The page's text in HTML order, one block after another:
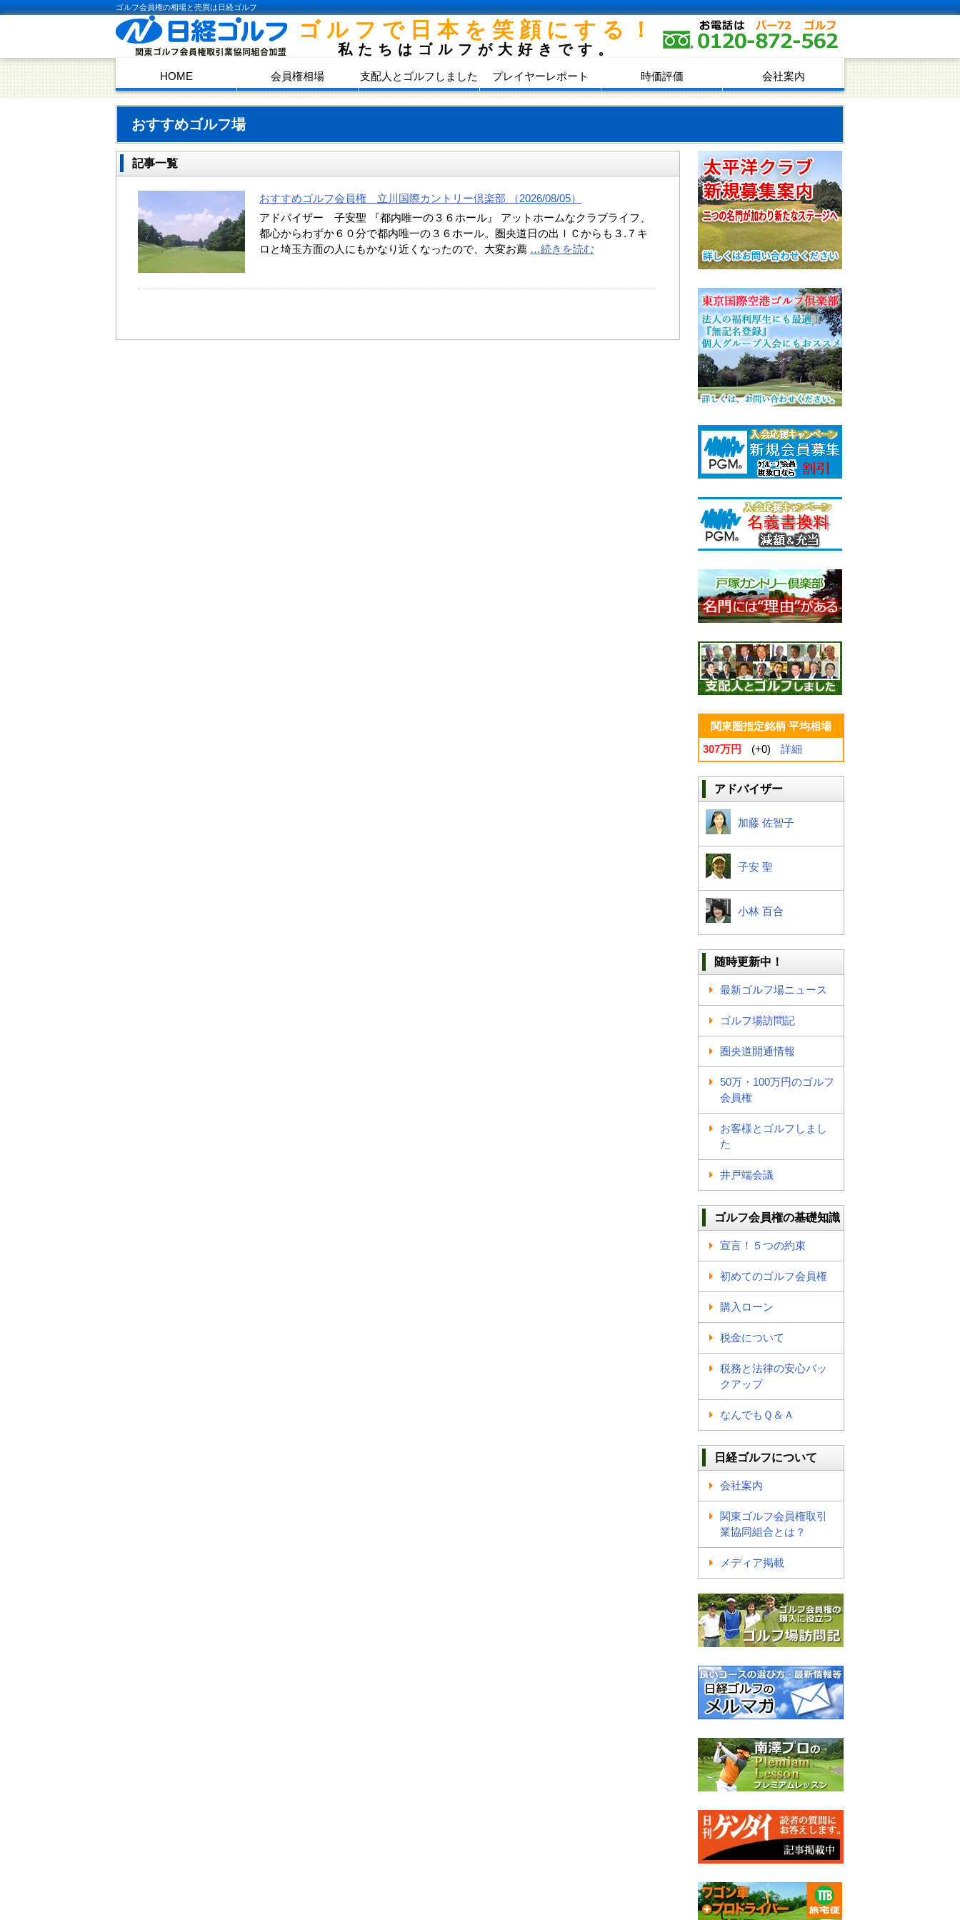
ゴルフ会員権の相場と売買は日経ゴルフ
ゴルフで日本を笑顔にする！
私たちはゴルフが大好きです。
HOME 会員権相場 支配人とゴルフしました プレイヤーレポート 時価評価 会社案内
おすすめゴルフ場
記事一覧
おすすめゴルフ会員権 立川国際カントリー倶楽部 （2026/08/05）
アドバイザー 子安聖 『都内唯一の３６ホール』 アットホームなクラブライフ、
都心からわずか６０分で都内唯一の３６ホール。圏央道日の出ＩＣからも３.７キ
ロと埼玉方面の人にもかなり近くなったので、大変お薦 …続きを読む
関東圏指定銘柄 平均相場
307万円
(+0) 詳細
アドバイザー
加藤 佐智子
子安 聖
小林 百合
随時更新中！
最新ゴルフ場ニュース
ゴルフ場訪問記
圏央道開通情報
50万・100万円のゴルフ
会員権
お客様とゴルフしまし
た
井戸端会議
ゴルフ会員権の基礎知識
宣言！５つの約束
初めてのゴルフ会員権
購入ローン
税金について
税務と法律の安心バッ
クアップ
なんでもＱ＆Ａ
日経ゴルフについて
会社案内
関東ゴルフ会員権取引
業協同組合とは？
メディア掲載